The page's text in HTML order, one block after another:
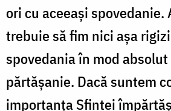
ori cu ace­eaşi spovedanie.
trebuie să fim nici aşa
spovedania în mod
părtăşanie. Dacă suntem
importanţa Sfin­tei